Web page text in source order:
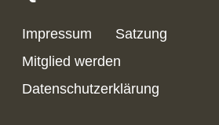
Impressum
Satzung
Mitglied werden
Datenschutzerklärung